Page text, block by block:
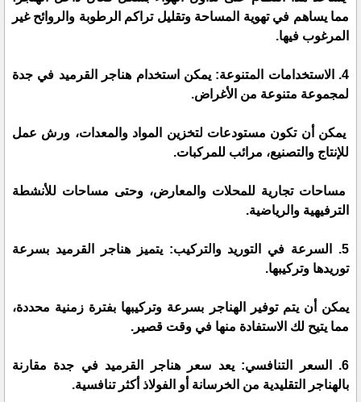
مما يساهم في تهوية المساحة وتقليل تراكم الرطوبة والروائح غير
المرغوب فيها.
4. الاستخدامات المتنوعة: يمكن استخدام هناجر القرميد في جدة
لمجموعة متنوعة من الأغراض.
يمكن أن تكون مستودعات لتخزين المواد والمعدات، ورش عمل
للإنتاج والتصنيع، مرائب للمركبات.
مساحات تجارية للمحلات والمعارض، وحتى مساحات للأنشطة
الترفيهية والرياضية.
5. السرعة في التوريد والتركيب: يتميز هناجر القرميد بسرعة
توريدها وتركيبها.
يمكن أن يتم توفير الهناجر بسرعة وتركيبها بفترة زمنية محددة،
مما يتيح لك الاستفادة منها في وقت قصير.
6. السعر التنافسي: يعد سعر هناجر القرميد في جدة مقارنة
بالهناجر التقليدية من الخرسانة أو الفولاذ أكثر تنافسية.